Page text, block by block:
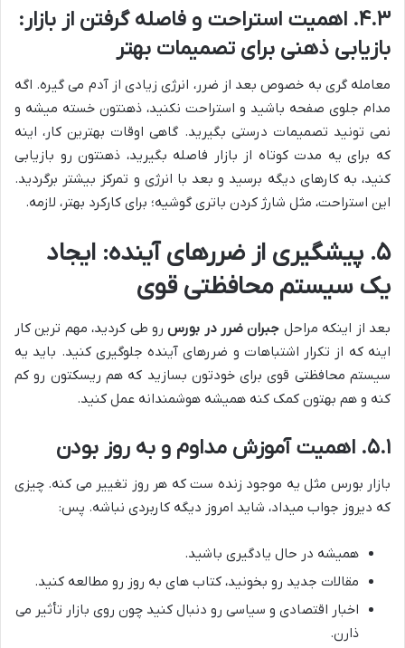
۴.۳. اهمیت استراحت و فاصله گرفتن از بازار:
بازیابی ذهنی برای تصمیمات بهتر
معامله گری به خصوص بعد از ضرر، انرژی زیادی از آدم می گیره. اگه
مدام جلوی صفحه باشید و استراحت نکنید، ذهنتون خسته میشه و
نمی تونید تصمیمات درستی بگیرید. گاهی اوقات بهترین کار، اینه
که برای یه مدت کوتاه از بازار فاصله بگیرید، ذهنتون رو بازیابی
کنید، به کارهای دیگه برسید و بعد با انرژی و تمرکز بیشتر برگردید.
این استراحت، مثل شارژ کردن باتری گوشیه؛ برای کارکرد بهتر، لازمه.
۵. پیشگیری از ضررهای آینده: ایجاد
یک سیستم محافظتی قوی
بعد از اینکه مراحل جبران ضرر در بورسرو طی کردید، مهم ترین کار
اینه که از تکرار اشتباهات و ضررهای آینده جلوگیری کنید. باید یه
سیستم محافظتی قوی برای خودتون بسازید که هم ریسکتون رو کم
کنه و هم بهتون کمک کنه همیشه هوشمندانه عمل کنید.
۵.۱. اهمیت آموزش مداوم و به روز بودن
بازار بورس مثل یه موجود زنده ست که هر روز تغییر می کنه. چیزی
که دیروز جواب میداد، شاید امروز دیگه کاربردی نباشه. پس:
همیشه در حال یادگیری باشید.
مقالات جدید رو بخونید، کتاب های به روز رو مطالعه کنید.
اخبار اقتصادی و سیاسی رو دنبال کنید چون روی بازار تأثیر می
ذارن.